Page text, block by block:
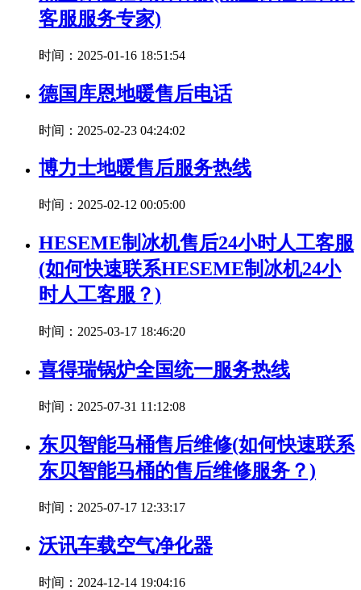
客服服务专家)
时间：2025-01-16 18:51:54
德国库恩地暖售后电话
时间：2025-02-23 04:24:02
博力士地暖售后服务热线
时间：2025-02-12 00:05:00
HESEME制冰机售后24小时人工客服
(如何快速联系HESEME制冰机24小
时人工客服？)
时间：2025-03-17 18:46:20
喜得瑞锅炉全国统一服务热线
时间：2025-07-31 11:12:08
东贝智能马桶售后维修(如何快速联系
东贝智能马桶的售后维修服务？)
时间：2025-07-17 12:33:17
沃讯车载空气净化器
时间：2024-12-14 19:04:16